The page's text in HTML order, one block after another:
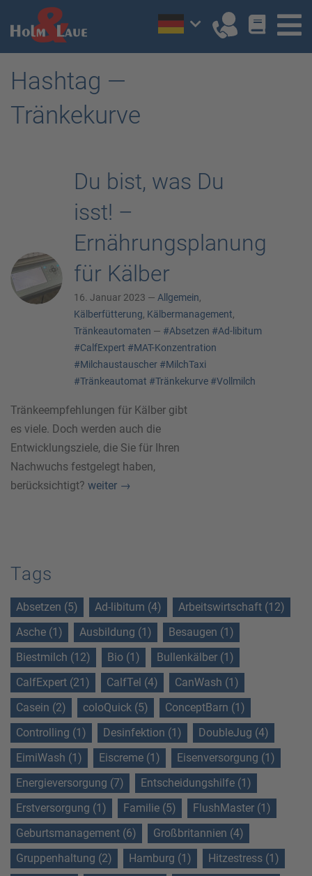
Hashtag —
Tränkekurve
Du bist, was Du
isst! –
Ernährungsplanung
für Kälber
16. Januar 2023 — Allgemein,
Kälberfütterung, Kälbermanagement,
Tränkeautomaten — #Absetzen #Ad-libitum
#CalfExpert #MAT-Konzentration
#Milchaustauscher #MilchTaxi
#Tränkeautomat #Tränkekurve #Vollmilch
Tränkeempfehlungen für Kälber gibt
es viele. Doch werden auch die
Entwicklungsziele, die Sie für Ihren
Nachwuchs festgelegt haben,
berücksichtigt? weiter →
Tags
Absetzen (5) Ad-libitum (4)
Arbeitswirtschaft (12)
Asche (1)
Ausbildung (1)
Besaugen (1)
Biestmilch (12)
Bio (1)
Bullenkälber (1)
CalfExpert (21)
CalfTel (4)
CanWash (1)
Casein (2)
coloQuick (5)
ConceptBarn (1)
Controlling (1)
Desinfektion (1)
DoubleJug (4)
EimiWash (1)
Eiscreme (1)
Eisenversorgung (1)
Energieversorgung (7)
Entscheidungshilfe (1)
Erstversorgung (1)
Familie (5)
FlushMaster (1)
Geburtsmanagement (6)
Großbritannien (4)
Gruppenhaltung (2)
Hamburg (1)
Hitzestress (1)